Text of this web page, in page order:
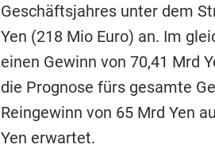
Geschäftsjahres unter dem
Yen (218 Mio Euro) an. Im
einen Gewinn von 70,41 Mrd
die Prognose fürs gesamte
Reingewinn von 65 Mrd Yen
Yen erwartet.